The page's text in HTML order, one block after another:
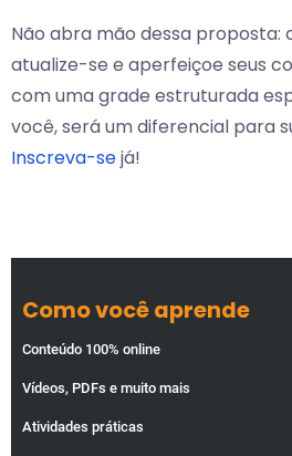
Não abra mão dessa proposta:
atualize-se e aperfeiçoe seus
com uma grade estruturada
você, será um diferencial para
Inscreva-sejá!
Como você aprende
Conteúdo 100% online
Vídeos, PDFs e muito mais
Atividades práticas